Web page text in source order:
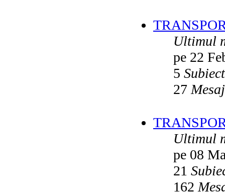
Ultimul
pe 22
5
27
Ultimul
pe 08
21
162